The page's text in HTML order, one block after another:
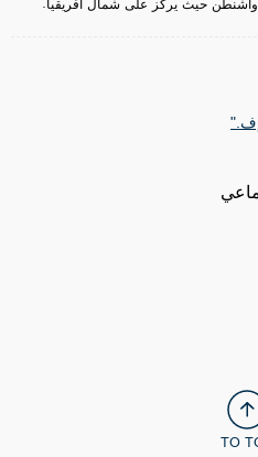
حيث يركز على شمال أفريقيا.
TO